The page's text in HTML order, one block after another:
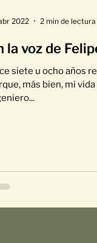
la voz de
siete u ocho años
más bien, mi
2022 2 min de lectura